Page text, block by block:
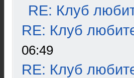
RE: Клуб
RE: Клуб
06:49
RE: Клуб